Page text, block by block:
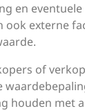
en
ook externe
of
houden met